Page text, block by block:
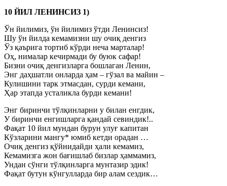
10 ЙИЛ ЛЕНИНСИЗ 1)
Ўн йилимиз, ўн йилимиз ўтди Ленинсиз!
Шу ўн йилда кемамизни шу очиқ денгиз
Ўз қаърига тортиб кўрди неча марталар!
Оҳ, нималар кечирмади бу буюк сафар!
Бизни очиқ денгизларга бошлаган Ленин,
Энг даҳшатли онларда ҳам – гўзал ва майин –
Кулишини тарк этмасдан, сурди кемани,
Ҳар этапда усталикла бурди кемани!
Энг биринчи тўлқинларни у билан енгдик,
У биринчи енгишларга қандай севиндик!..
Фақат 10 йил мундан бурун улуғ капитан
Кўзларини мангу* юмиб кетди орадан …
Очиқ денгиз қўйнидайди ҳали кемамиз,
Кемамизга жон бағишлаб бизлар ҳаммамиз,
Ундан сўнги тўлқинларга мунтазир эдик!
Фақат бутун кўнгулларда бир алам сездик…